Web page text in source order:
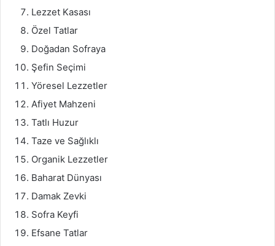
Lezzet Kasası
Özel Tatlar
Doğadan Sofraya
Şefin Seçimi
Yöresel Lezzetler
Afiyet Mahzeni
Tatlı Huzur
Taze ve Sağlıklı
Organik Lezzetler
Baharat Dünyası
Damak Zevki
Sofra Keyfi
Efsane Tatlar